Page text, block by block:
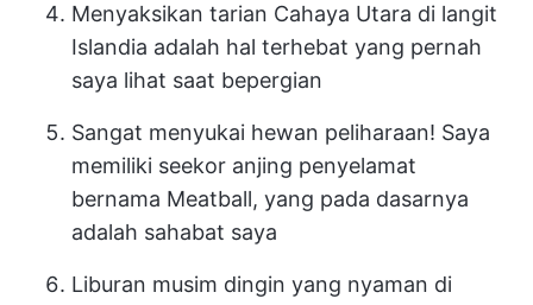
Menyaksikan tarian Cahaya Utara di langit
Islandia adalah hal terhebat yang pernah
saya lihat saat bepergian
Sangat menyukai hewan peliharaan! Saya
memiliki seekor anjing penyelamat
bernama Meatball, yang pada dasarnya
adalah sahabat saya
Liburan musim dingin yang nyaman di